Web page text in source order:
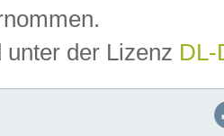
unter der Lizenz